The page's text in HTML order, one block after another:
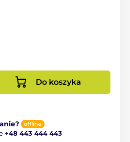
Do koszyka
offline
+48 443 444 443